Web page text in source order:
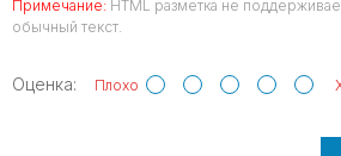
Примечание: HTML разметка не
обычный текст.
Оценка: Плохо